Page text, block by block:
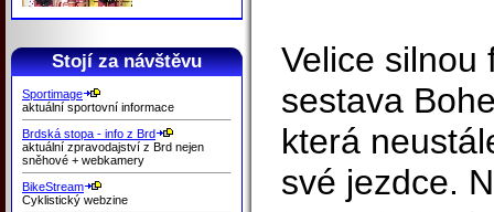
Stojí za návštěvu
Sportimage
aktuální sportovní informace
Brdská stopa - info z Brd
aktuální zpravodajství z Brd nejen
sněhové + webkamery
BikeStream
Cyklistický webzine
Velice silnou
sestava
která
své jezdce.